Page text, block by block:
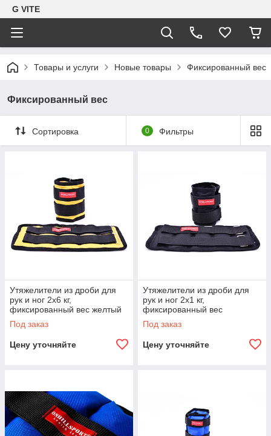
G VITE
Товары и услуги Новые товары Фиксированный вес
Фиксированный вес
Сортировка 0 Фильтры
Утяжелители из дроби для
рук и ног 2х6 кг,
фиксированный вес желтый
Под заказ
Цену уточняйте
Утяжелители из дроби для
рук и ног 2х1 кг,
фиксированный вес
Под заказ
Цену уточняйте